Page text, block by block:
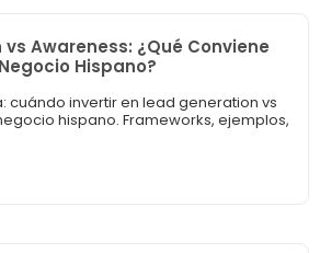
Awareness: ¿Qué Conviene
Hispano?
cuándo invertir en lead generation vs
hispano. Frameworks, ejemplos,